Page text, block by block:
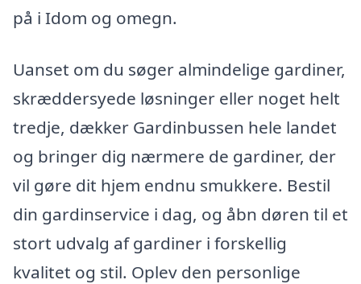
på i Idom og omegn.
Uanset om du søger almindelige gardiner,
skræddersyede løsninger eller noget helt
tredje, dækker Gardinbussen hele landet
og bringer dig nærmere de gardiner, der
vil gøre dit hjem endnu smukkere. Bestil
din gardinservice i dag, og åbn døren til et
stort udvalg af gardiner i forskellig
kvalitet og stil. Oplev den personlige